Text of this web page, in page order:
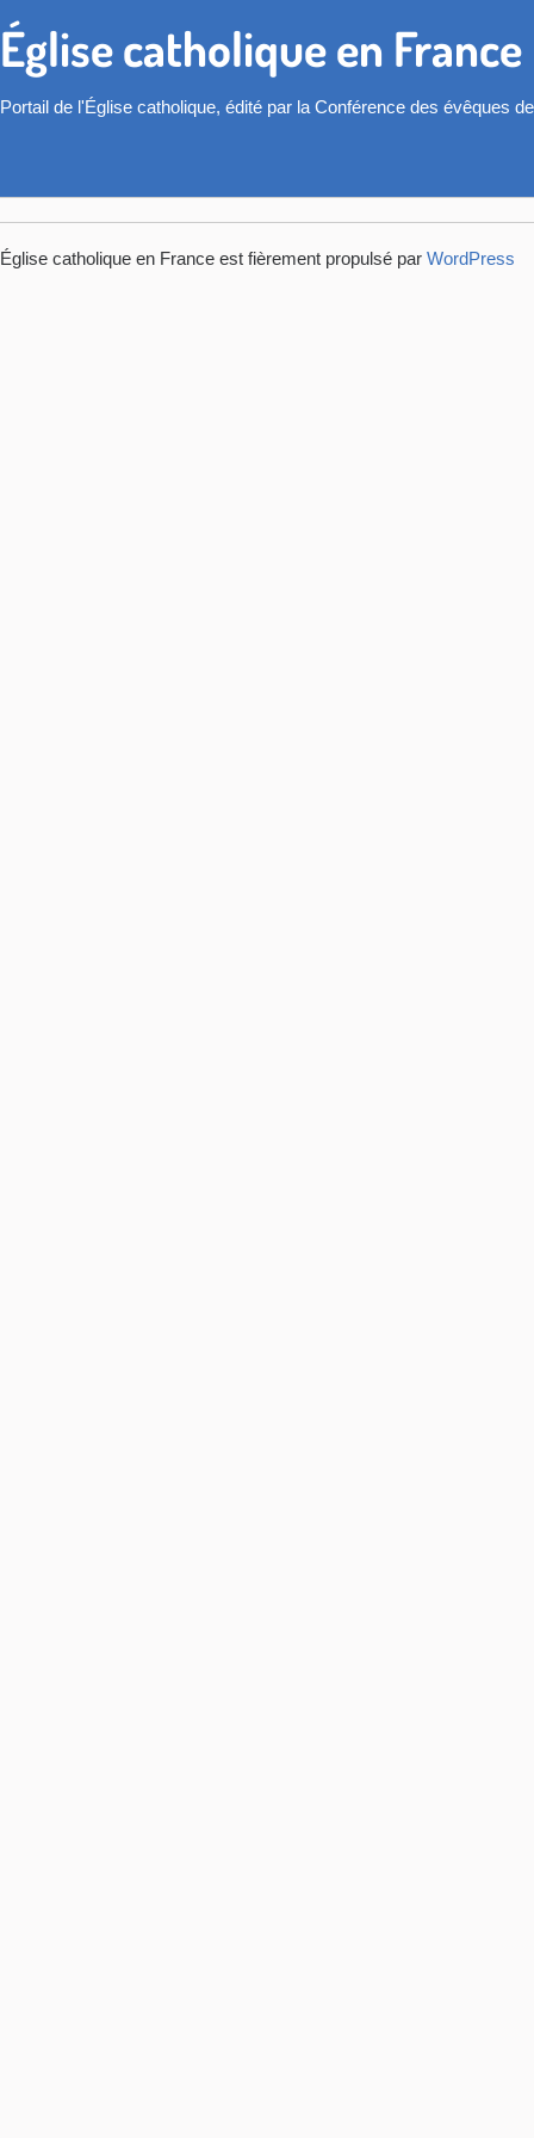
Église catholique en France
Portail de l'Église catholique, édité par la Conférence des évêques
Église catholique en France est fièrement propulsé par WordPress